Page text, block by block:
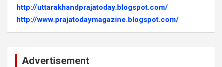
http://uttarakhandprajatoday.blogspot.com/
http://www.prajatodaymagazine.blogspot.com/
Advertisement